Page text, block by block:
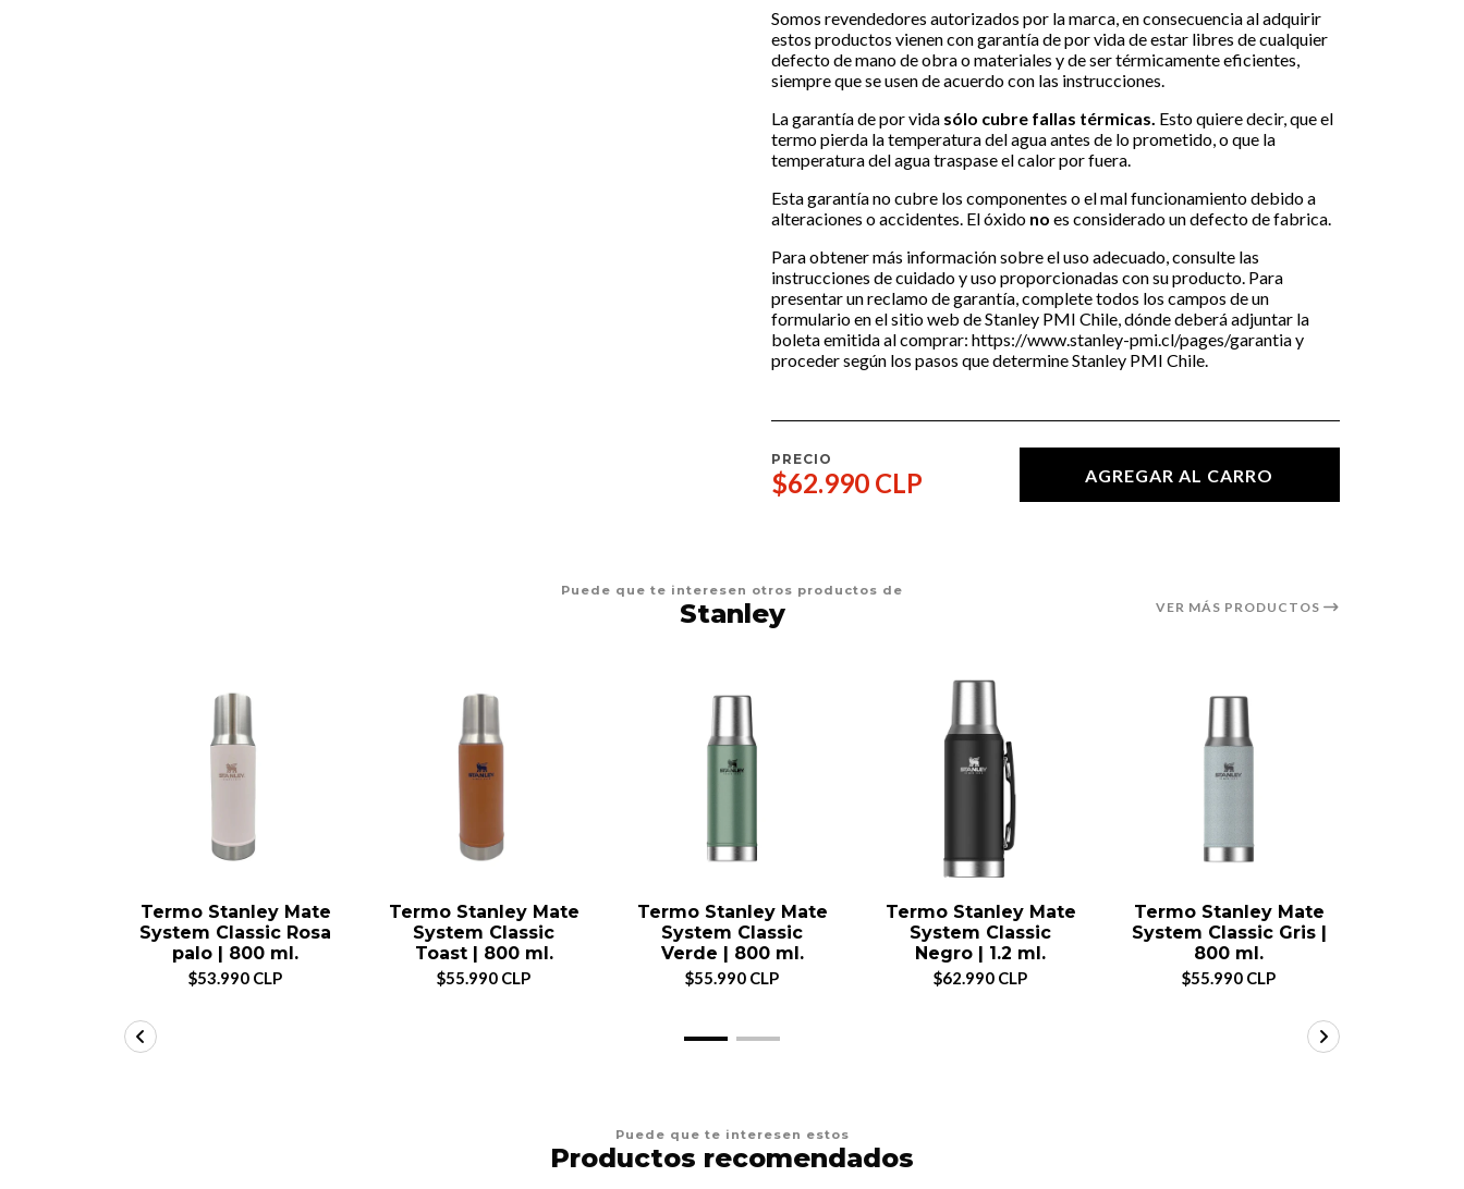
Somos revendedores autorizados por la marca, en consecuencia al adquirir
estos productos vienen con garantía de por vida de estar libres de cualquier
defecto de mano de obra o materiales y de ser térmicamente eficientes,
siempre que se usen de acuerdo con las instrucciones.
La garantía de por vida sólo cubre fallas térmicas. Esto quiere decir, que el
termo pierda la temperatura del agua antes de lo prometido, o que la
temperatura del agua traspase el calor por fuera.
Esta garantía no cubre los componentes o el mal funcionamiento debido a
alteraciones o accidentes. El óxido no es considerado un defecto de fabrica.
Para obtener más información sobre el uso adecuado, consulte las
instrucciones de cuidado y uso proporcionadas con su producto. Para
presentar un reclamo de garantía, complete todos los campos de un
formulario en el sitio web de Stanley PMI Chile, dónde deberá adjuntar la
boleta emitida al comprar: https://www.stanley-pmi.cl/pages/garantiay
proceder según los pasos que determine Stanley PMI Chile.
PRECIO
$62.990 CLP AGREGAR AL CARRO
Puede que te interesen otros productos de
Stanley VER MÁS PRODUCTOS
Termo Stanley Mate
System Classic Rosa
palo | 800 ml.
$53.990 CLP
Termo Stanley Mate
System Classic
Toast | 800 ml.
$55.990 CLP
Termo Stanley Mate
System Classic
Verde | 800 ml.
$55.990 CLP
Termo Stanley Mate
System Classic
Negro | 1.2 ml.
$62.990 CLP
Termo Stanley Mate
System Classic Gris |
800 ml.
$55.990 CLP
Puede que te interesen estos
Productos recomendados